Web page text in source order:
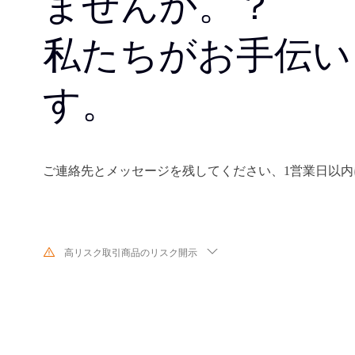
私たちがお手伝い
す。
ご連絡先とメッセージを残してください、1営業日以内
高リスク取引商品のリスク開示